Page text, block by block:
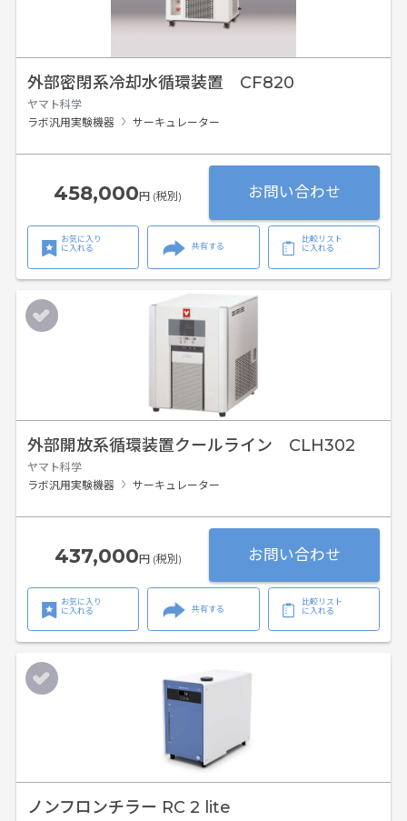
外部密閉系冷却水循環装置 CF820
ヤマト科学
ラボ汎用実験機器
サーキュレーター
458,000円 (税別) お問い合わせ
お気に入り
に入れる
共有する
比較リスト
に入れる
外部開放系循環装置クールライン CLH302
ヤマト科学
ラボ汎用実験機器
サーキュレーター
437,000円 (税別) お問い合わせ
お気に入り
に入れる
共有する
比較リスト
に入れる
ノンフロンチラー RC 2 lite